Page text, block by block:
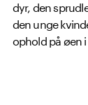
dyr, den
den unge
ophold på øen